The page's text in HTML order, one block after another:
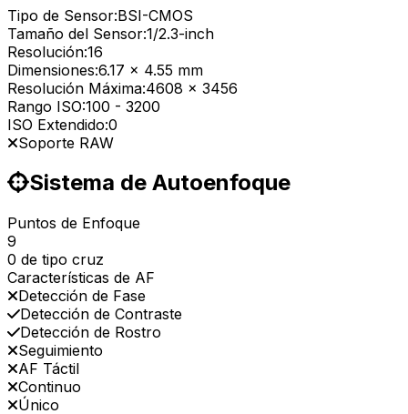
Tipo de Sensor:BSI-CMOS
Tamaño del Sensor:1/2.3-inch
Resolución:16
Dimensiones:6.17 x 4.55 mm
Resolución Máxima:4608 x 3456
Rango ISO:100 - 3200
ISO Extendido:0
Soporte RAW
Sistema de Autoenfoque
Puntos de Enfoque
9
0 de tipo cruz
Características de AF
Detección de Fase
Detección de Contraste
Detección de Rostro
Seguimiento
AF Táctil
Continuo
Único